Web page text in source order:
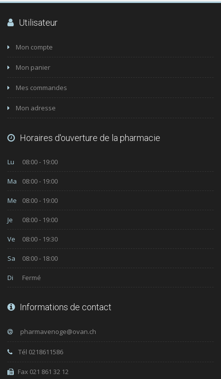
Utilisateur
Mon compte
Mon panier
Mes commandes
Mon adresse
Horaires d'ouverture de la pharmacie
Lu 08:00 - 19:00
Ma 08:00 - 19:00
Me 08:00 - 19:00
Je 08:00 - 19:00
Ve 08:00 - 19:30
Sa 08:00 - 18:00
Di Fermé
Informations de contact
Tél 0218611586
Fax 021 861 32 12